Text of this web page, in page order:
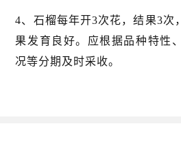
4、石榴每年开3次花，结果3次
果发育良好。应根据品种特性
况等分期及时采收。